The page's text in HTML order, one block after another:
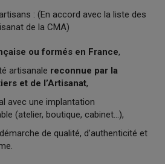
: (En accord avec la liste des
de la CMA)
ou formés en France,
artisanale reconnue par la
et de l’Artisanat,
avec une implantation
(atelier, boutique, cabinet…),
de qualité, d’authenticité et